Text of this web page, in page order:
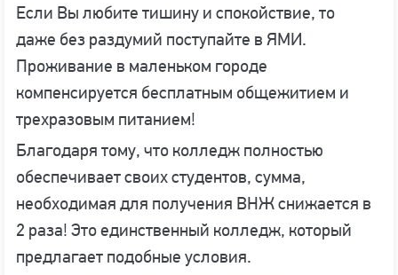
Если Вы любите тишину и спокойствие, то
даже без раздумий поступайте в ЯМИ.
Проживание в маленьком городе
компенсируется бесплатным общежитием и
трехразовым питанием!
Благодаря тому, что колледж полностью
обеспечивает своих студентов, сумма,
необходимая для получения ВНЖ снижается в
2 раза! Это единственный колледж, который
предлагает подобные условия.